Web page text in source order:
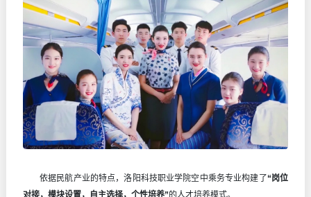
依据民航产业的特点，洛阳科技职业学院空中乘务专业构建了“岗位
对接，模块设置，自主选择，个性培养”的人才培养模式。